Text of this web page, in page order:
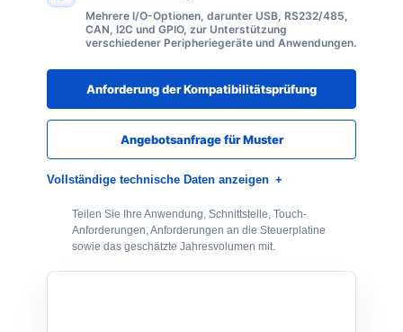
Mehrere I/O-Optionen, darunter USB, RS232/485,
CAN, I2C und GPIO, zur Unterstützung
verschiedener Peripheriegeräte und Anwendungen.
Anforderung der Kompatibilitätsprüfung
Angebotsanfrage für Muster
Vollständige technische Daten anzeigen
Teilen Sie Ihre Anwendung, Schnittstelle, Touch-
Anforderungen, Anforderungen an die Steuerplatine
sowie das geschätzte Jahresvolumen mit.